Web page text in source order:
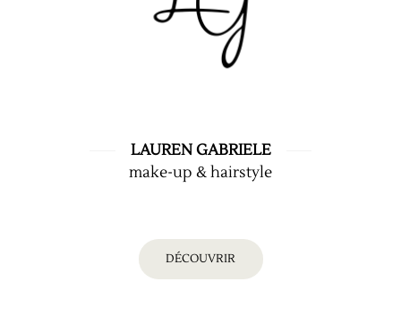
LAUREN GABRIELE
make-up & hairstyle
DÉCOUVRIR